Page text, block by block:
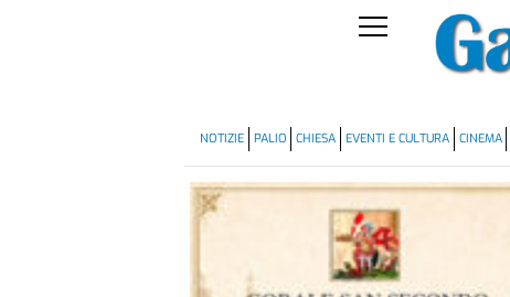
NOTIZIE PALIO CHIESA EVENTI E CULTURA CINEMA